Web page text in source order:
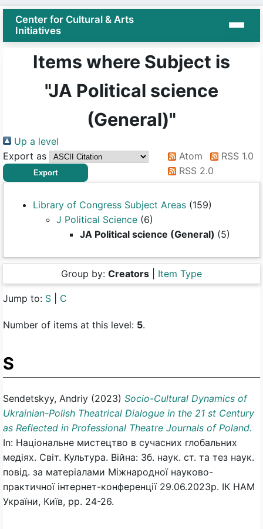
Center for Cultural & Arts
Initiatives
Items where Subject is
"JA Political science
(General)"
Up a level
Export as
Atom
RSS 1.0
RSS 2.0
Library of Congress Subject Areas (159)
J Political Science (6)
JA Political science (General) (5)
Group by: Creators Item Type
Jump to: S С
Number of items at this level: 5.
S
Sendetskyy, Andriy (2023) Socio-Cultural Dynamics of
Ukrainian-Polish Theatrical Dialogue in the 21 st Century
as Reflected in Professional Theatre Journals of Poland.
In: Національне мистецтво в сучасних глобальних
медіях. Світ. Культура. Війна: Зб. наук. ст. та тез наук.
повід. за матеріалами Міжнародної науково-
практичної інтернет-конференції 29.06.2023р. ІК НАМ
України, Київ, pp. 24-26.